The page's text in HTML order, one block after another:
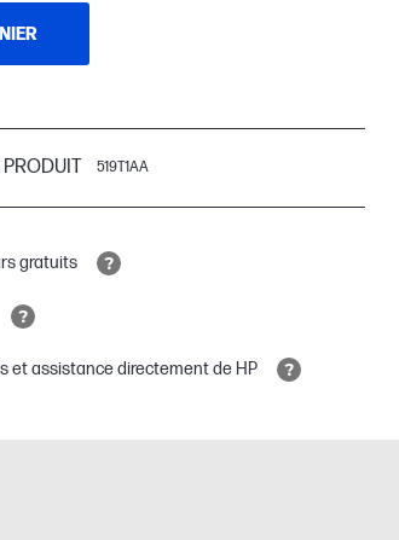
519T1AA
gratuits
et assistance directement de HP